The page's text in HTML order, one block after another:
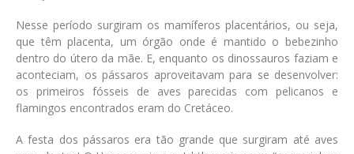
Nesse período surgiram os mamíferos placentários, ou seja,
que têm placenta, um órgão onde é mantido o bebezinho
dentro do útero da mãe. E, enquanto os dinossauros faziam e
aconteciam, os pássaros aproveitavam para se desenvolver:
os primeiros fósseis de aves parecidas com pelicanos e
flamingos encontrados eram do Cretáceo.
A festa dos pássaros era tão grande que surgiram até aves